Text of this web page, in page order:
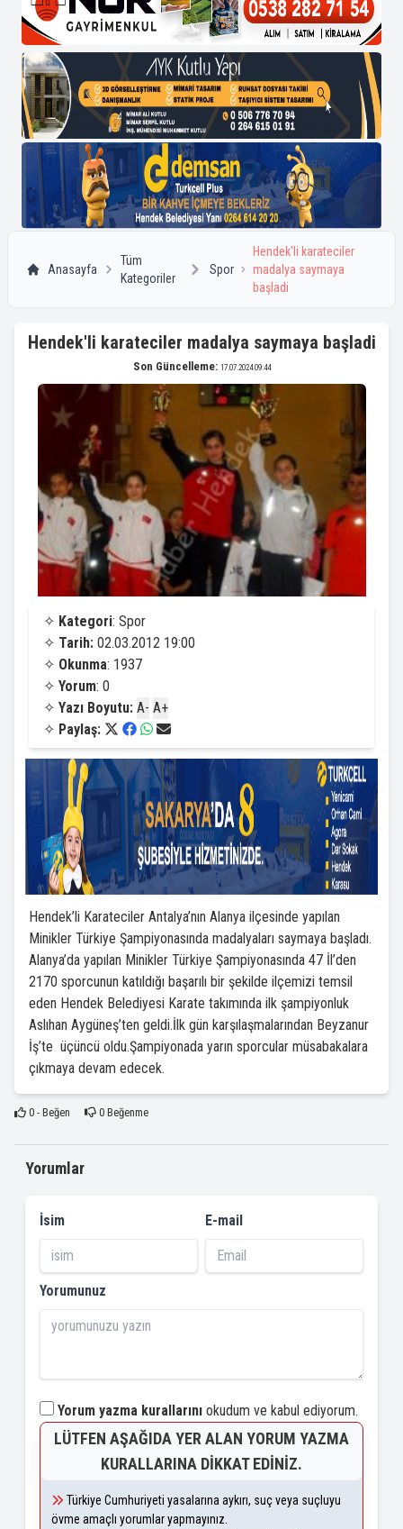
Anasayfa
Tüm
Kategoriler
Spor
Hendek'li karateciler
madalya saymaya
başladi
Hendek'li karateciler madalya saymaya başladi
Son Güncelleme: 17.07.2024 09:44
✧ Kategori: Spor
✧ Tarih: 02.03.2012 19:00
✧ Okunma: 1937
✧ Yorum: 0
✧ Yazı Boyutu: A- A+
✧ Paylaş:
Hendek’li Karateciler Antalya’nın Alanya ilçesinde yapılan
Minikler Türkiye Şampiyonasında madalyaları saymaya başladı.
Alanya’da yapılan Minikler Türkiye Şampiyonasında 47 İl’den
2170 sporcunun katıldığı başarılı bir şekilde ilçemizi temsil
eden Hendek Belediyesi Karate takımında ilk şampiyonluk
Aslıhan Aygüneş’ten geldi.İlk gün karşılaşmalarından Beyzanur
İş’te üçüncü oldu.Şampiyonada yarın sporcular müsabakalara
çıkmaya devam edecek.
0- Beğen 0Beğenme
Yorumlar
İsim E-mail
Yorumunuz
Yorum yazma kurallarını okudum ve kabul ediyorum.
LÜTFEN AŞAĞIDA YER ALAN YORUM YAZMA
KURALLARINA DIKKAT EDINIZ.
Türkiye Cumhuriyeti yasalarına aykırı, suç veya suçluyu
övme amaçlı yorumlar yapmayınız.